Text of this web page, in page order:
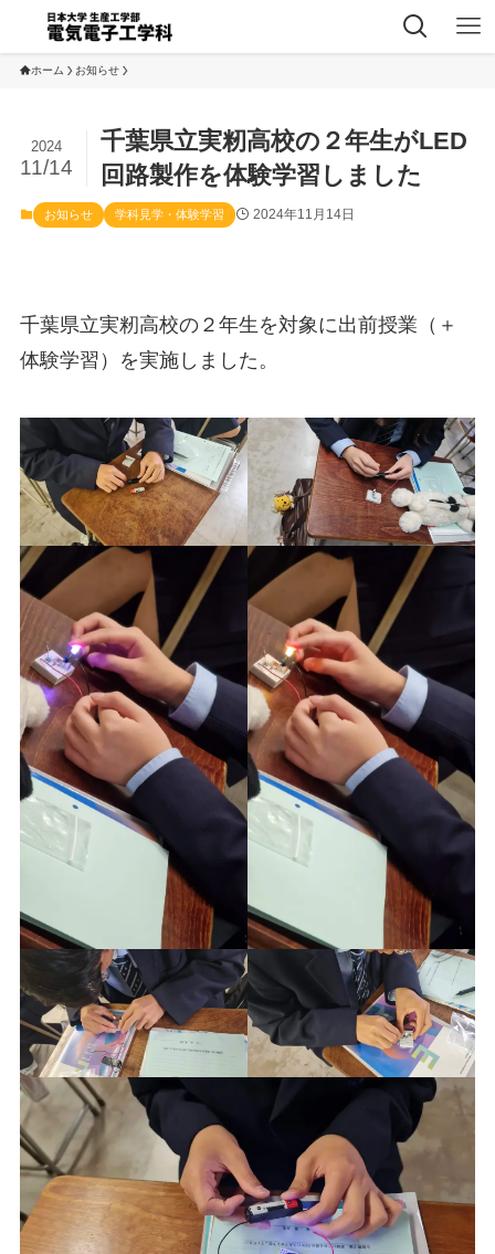
ホーム お知らせ
千葉県立実籾高校の２年生がLED
回路製作を体験学習しました
2024
11/14
お知らせ 学科見学・体験学習 2024年11月14日
千葉県立実籾高校の２年生を対象に出前授業（＋
体験学習）を実施しました。